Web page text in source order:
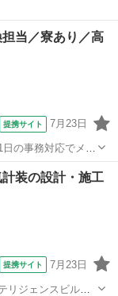
当／寮あり／高
提携サイト 7月23日
の事務対応でメリ
装の設計・施工
提携サイト 7月23日
ジェンスビル管